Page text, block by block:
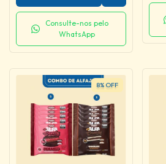
Consulte-nos pelo
WhatsApp
8% OFF